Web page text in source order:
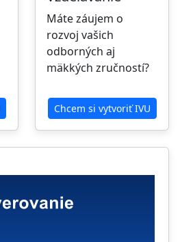
Máte záujem o
rozvoj vašich
odborných aj
mäkkých zručností?
Chcem si vytvoriť IVU